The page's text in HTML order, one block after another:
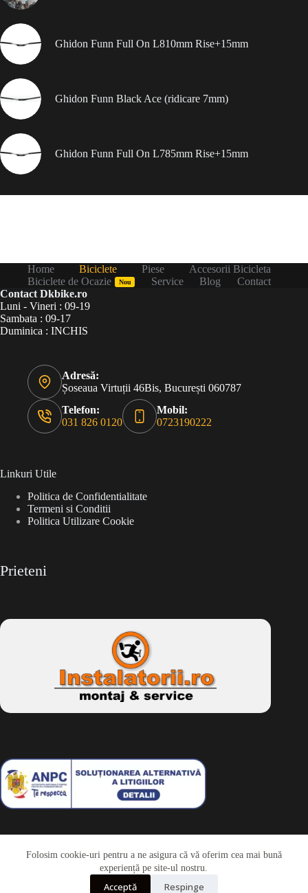
Folosim cookie-uri pentru a ne asigura că vă oferim cea mai bună
experiență pe site-ul nostru.
Acceptă Respinge
Ghidon Funn Full On L810mm Rise+15mm
Ghidon Funn Black Ace (ridicare 7mm)
Ghidon Funn Full On L785mm Rise+15mm
Home Biciclete Piese
Accesorii Bicicleta
Biciclete de Ocazie
Nou Service Blog
Contact
Contact Dkbike.ro
Luni - Vineri : 09-19
Sambata : 09-17
Duminica : INCHIS
Adresă:
Șoseaua Virtuții 46Bis, București 060787
Telefon:
031 826 0120
Mobil:
0723190222
Linkuri Utile
Politica de Confidentialitate
Termeni si Conditii
Politica Utilizare Cookie
Prieteni